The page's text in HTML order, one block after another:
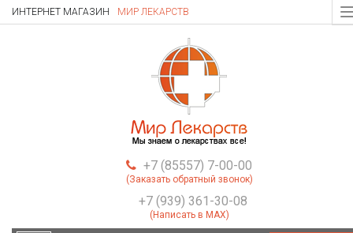
ИНТЕРНЕТ МАГАЗИН МИР ЛЕКАРСТВ
+7 (85557) 7-00-00
(Заказать обратный звонок)
+7 (939) 361-30-08
(Написать в MAX)